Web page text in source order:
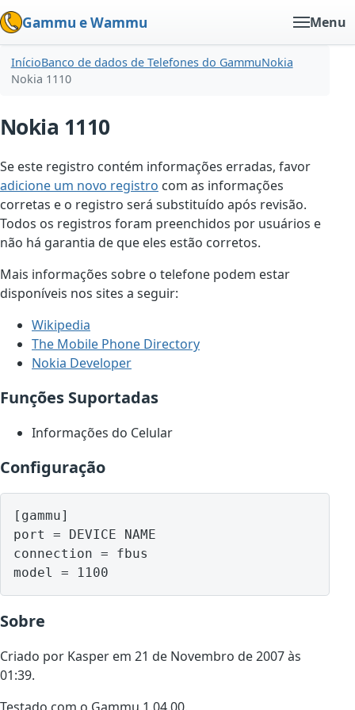
Gammu e Wammu Menu
InícioBanco de dados de Telefones do GammuNokia
Nokia 1110
Nokia 1110
Se este registro contém informações erradas, favor
adicione um novo registro com as informações
corretas e o registro será substituído após revisão.
Todos os registros foram preenchidos por usuários e
não há garantia de que eles estão corretos.
Mais informações sobre o telefone podem estar
disponíveis nos sites a seguir:
Wikipedia
The Mobile Phone Directory
Nokia Developer
Funções Suportadas
Informações do Celular
Configuração
[gammu]
port = DEVICE NAME
connection = fbus
model = 1100
Sobre
Criado por Kasper em 21 de Novembro de 2007 às
01:39.